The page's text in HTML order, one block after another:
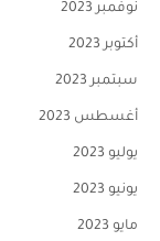
نوفمبر 2023
أكتوبر 2023
سبتمبر 2023
أغسطس 2023
يوليو 2023
يونيو 2023
مايو 2023